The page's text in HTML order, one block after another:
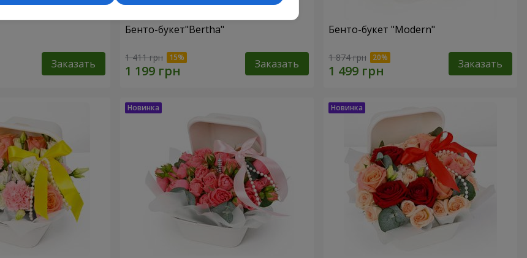
Заказать
Бенто-букет"Bertha"
1 411 грн Заказать
Бенто-букет "Modern"
1 874 грн Заказать